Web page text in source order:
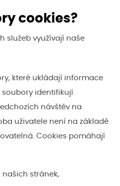
cookies?
služeb využívají naše
které ukládají informace
soubory identifikují
návštěv na
uživatele není na základě
Cookies pomáhají
našich stránek,